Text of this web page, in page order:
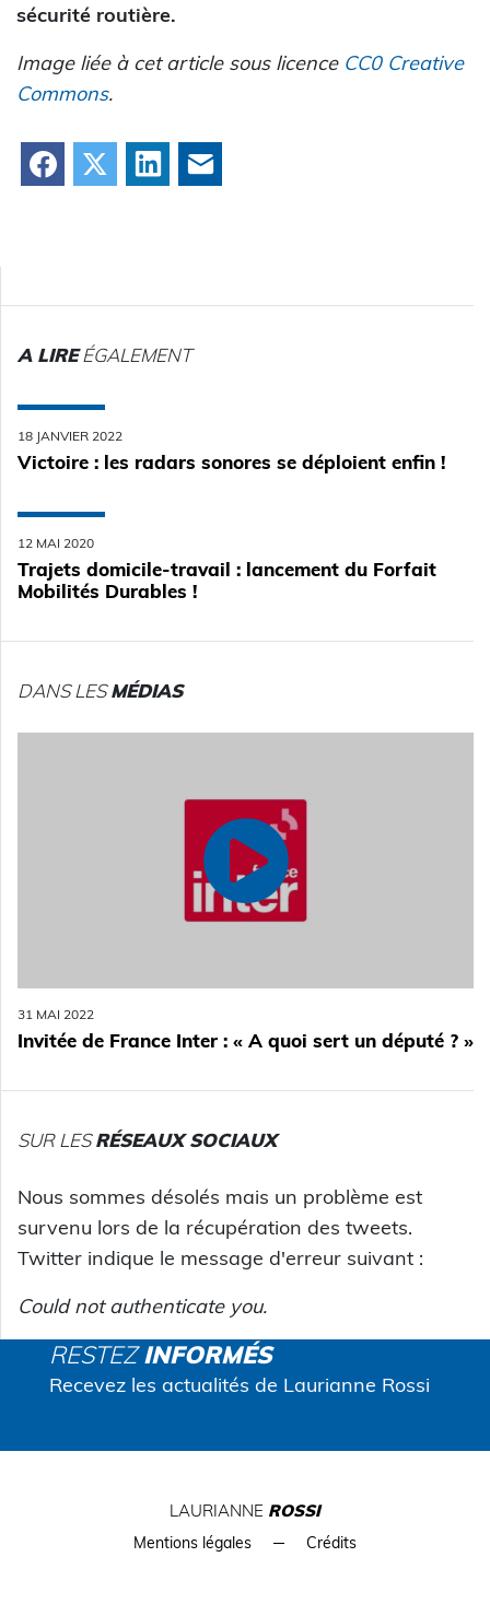
sécurité routière.
Image liée à cet article sous licence CC0 Creative
Commons.
Facebook LinkedIn
A LIREÉGALEMENT
18 JANVIER 2022
Victoire : les radars sonores se déploient enfin !
12 MAI 2020
Trajets domicile-travail : lancement du Forfait
Mobilités Durables !
DANS LESMÉDIAS
31 MAI 2022
Invitée de France Inter : « A quoi sert un député ? »
SUR LESRÉSEAUX SOCIAUX
Nous sommes désolés mais un problème est
survenu lors de la récupération des tweets.
Twitter indique le message d'erreur suivant :
Could not authenticate you.
RESTEZINFORMÉS
Recevez les actualités de Laurianne Rossi
LAURIANNE ROSSI
Mentions légales Crédits